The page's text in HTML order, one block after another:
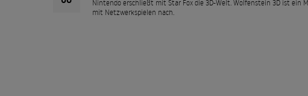
Nintendo erschließt mit Star Fox die 3D-Welt. Wolfenstein 3D ist ein
mit Netzwerkspielen nach.